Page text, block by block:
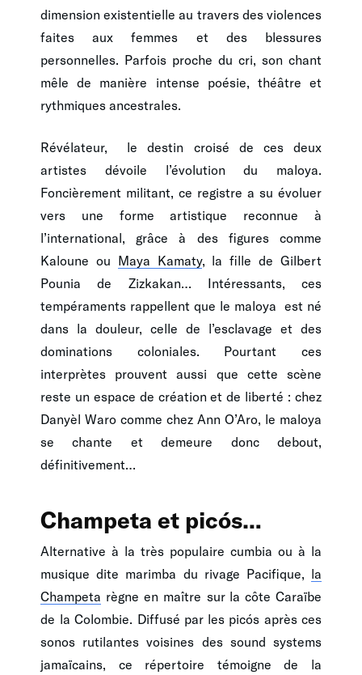
dimension existentielle au travers des violences
faites aux femmes et des blessures
personnelles. Parfois proche du cri, son chant
mêle de manière intense poésie, théâtre et
rythmiques ancestrales.
Révélateur, le destin croisé de ces deux
artistes dévoile l’évolution du maloya.
Foncièrement militant, ce registre a su évoluer
vers une forme artistique reconnue à
l’international, grâce à des figures comme
Kaloune ou Maya Kamaty, la fille de Gilbert
Pounia de Zizkakan… Intéressants, ces
tempéraments rappellent que le maloya est né
dans la douleur, celle de l’esclavage et des
dominations coloniales. Pourtant ces
interprètes prouvent aussi que cette scène
reste un espace de création et de liberté : chez
Danyèl Waro comme chez Ann O’Aro, le maloya
se chante et demeure donc debout,
définitivement…
Champeta et picós…
Alternative à la très populaire cumbia ou à la
musique dite marimba du rivage Pacifique, la
Champeta règne en maître sur la côte Caraïbe
de la Colombie. Diffusé par les picós après ces
sonos rutilantes voisines des sound systems
jamaïcains, ce répertoire témoigne de la